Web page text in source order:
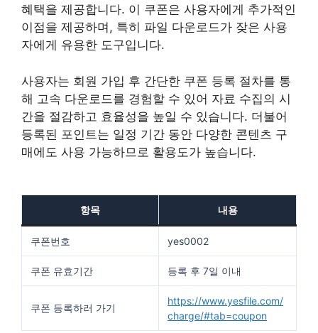
혜택을 제공합니다. 이 쿠폰은 사용자에게 추가적인
이점을 제공하며, 특히 파일 다운로드가 잦은 사용
자에게 유용한 도구입니다.
사용자는 회원 가입 후 간단한 쿠폰 등록 절차를 통
해 고속 다운로드를 경험할 수 있어 자료 수집의 시
간을 절감하고 효율성을 높일 수 있습니다. 더불어
등록된 포인트는 일정 기간 동안 다양한 콘텐츠 구
매에도 사용 가능하므로 활용도가 높습니다.
항목 내용
쿠폰번호 yes0002
쿠폰 유효기간 등록 후 7일 이내
쿠폰 등록하러 가기
https://www.yesfile.com/
charge/#tab=coupon